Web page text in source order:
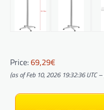
Price:69,29€
(as of Feb 10, 2026 19:32:36 UTC –